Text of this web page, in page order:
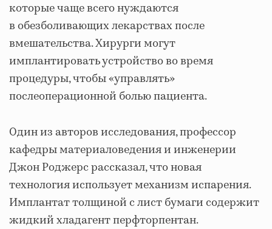
которые чаще всего нуждаются
в обезболивающих лекарствах после
вмешательства. Хирурги могут
имплантировать устройство во время
процедуры, чтобы «управлять»
послеоперационной болью пациента.
Один из авторов исследования, профессор
кафедры материаловедения и инженерии
Джон Роджерс рассказал, что новая
технология использует механизм испарения.
Имплантат толщиной с лист бумаги содержит
жидкий хладагент перфторпентан.